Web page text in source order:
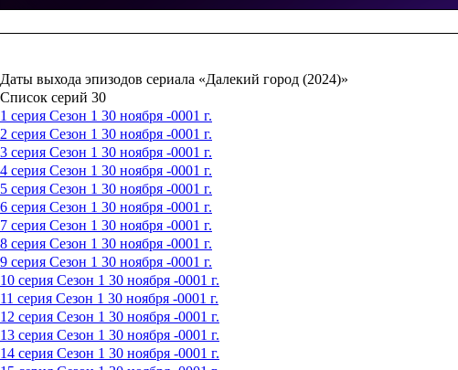
Даты выхода эпизодов сериала «Далекий город (2024)»
Список серий 30
1 серия Сезон 1 30 ноября -0001 г.
2 серия Сезон 1 30 ноября -0001 г.
3 серия Сезон 1 30 ноября -0001 г.
4 серия Сезон 1 30 ноября -0001 г.
5 серия Сезон 1 30 ноября -0001 г.
6 серия Сезон 1 30 ноября -0001 г.
7 серия Сезон 1 30 ноября -0001 г.
8 серия Сезон 1 30 ноября -0001 г.
9 серия Сезон 1 30 ноября -0001 г.
10 серия Сезон 1 30 ноября -0001 г.
11 серия Сезон 1 30 ноября -0001 г.
12 серия Сезон 1 30 ноября -0001 г.
13 серия Сезон 1 30 ноября -0001 г.
14 серия Сезон 1 30 ноября -0001 г.